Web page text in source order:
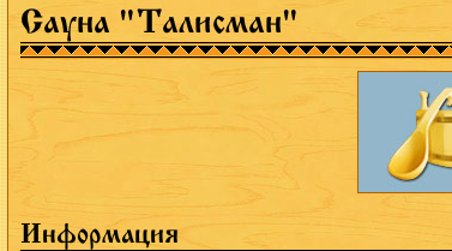
Сауна "Талисман"
Информация